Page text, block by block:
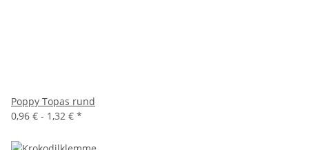
Poppy Topas rund
0,96 € - 1,32 € *